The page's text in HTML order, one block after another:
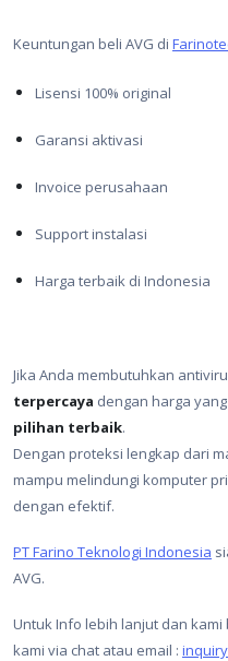
Keuntungan beli AVG di
Lisensi 100% original
Garansi aktivasi
Invoice perusahaan
Support instalasi
Harga terbaik di Indonesia
Jika Anda membutuhkan
terpercaya dengan harga
pilihan terbaik.
Dengan proteksi lengkap dari
mampu melindungi komputer
dengan efektif.
PT Farino Teknologi Indonesia
AVG.
Untuk Info lebih lanjut dan
kami via chat atau email :